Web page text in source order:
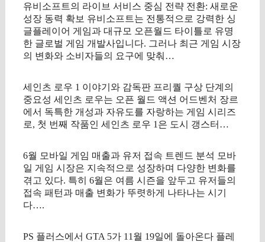
유비소프트의 라이브 서비스 중심 전략 전환: 새로운
성장 동력 확보 유비소프트는 전통적으로 강력한 싱
글플레이어 게임과 대규모 오픈월드 타이틀로 유명
한 글로벌 게임 개발사입니다. 그러나 최근 게임 시장
의 변화와 소비자들의 요구에 맞춰…
세인츠 로우 1 이야기와 감독판 프리퀄 구상 단계의
중요성 세인츠 로우는 오픈 월드 액션 어드벤처 장르
에서 독특한 개성과 자유도를 자랑하는 게임 시리즈
로, 첫 번째 작품인 세인츠 로우 1은 도시 갱스터…
6월 모바일 게임 매출과 유저 접속 트렌드 분석 모바
일 게임 시장은 지속적으로 성장하며 다양한 변화를
겪고 있다. 특히 6월은 여름 시즌을 앞두고 유저들의
접속 패턴과 매출 변화가 뚜렷하게 나타나는 시기
다….
PS 플러스에서 GTA 5가 11월 19일에 돌아온다 플레